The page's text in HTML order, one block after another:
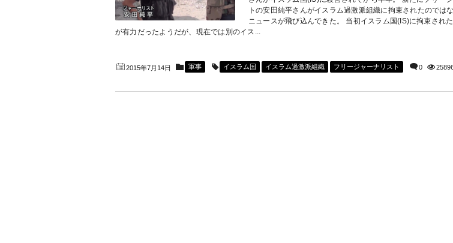
トの安田純平さんがイスラム過激派組織に拘束されたのでは
ニュースが飛び込んできた。 当初イスラム国(IS)に拘束され
が有力だったようだが、現在では別のイス...
2015年7月14日 軍事 イスラム国 イスラム過激派組織 フリージャーナリスト 0